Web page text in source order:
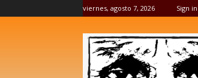
viernes, agosto 7, 2026 Sign